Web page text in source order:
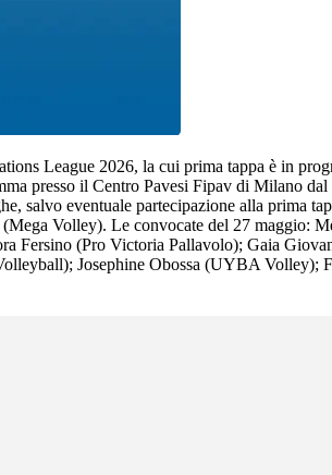
League 2026, la cui prima tappa è in
presso il Centro Pavesi Fipav di Milano
salvo eventuale partecipazione alla prima
Volley). Le convocate del 27 maggio:
Fersino (Pro Victoria Pallavolo); Gaia
Josephine Obossa (UYBA Volley);